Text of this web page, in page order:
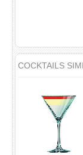
COCKTAILS